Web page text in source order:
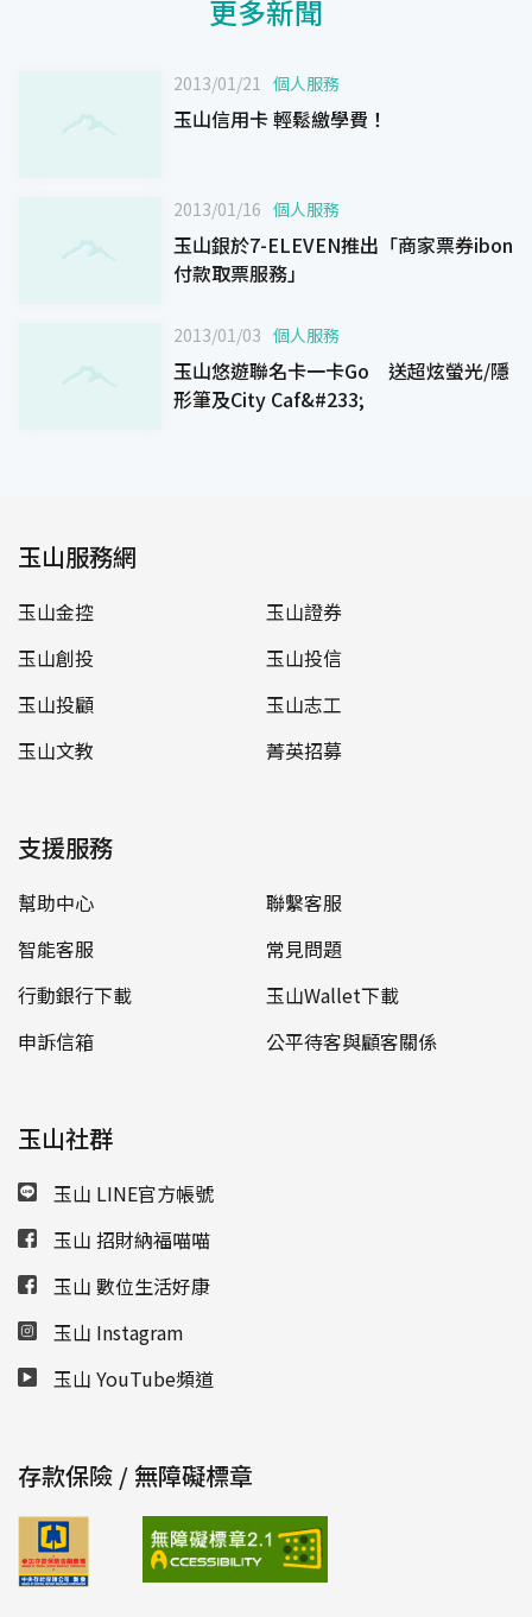
更多新聞
2013/01/21 個人服務
玉山信用卡 輕鬆繳學費！
2013/01/16 個人服務
玉山銀於7-ELEVEN推出「商家票券ibon
付款取票服務」
2013/01/03 個人服務
玉山悠遊聯名卡一卡Go 送超炫螢光/隱
形筆及City Caf&#233;
玉山服務網
玉山金控
玉山證券
玉山創投
玉山投信
玉山投顧
玉山志工
玉山文教
菁英招募
支援服務
幫助中心
聯繫客服
智能客服
常見問題
行動銀行下載
玉山Wallet下載
申訴信箱
公平待客與顧客關係
玉山社群
玉山 LINE官方帳號
玉山 招財納福喵喵
玉山 數位生活好康
玉山 Instagram
玉山 YouTube頻道
存款保險 / 無障礙標章